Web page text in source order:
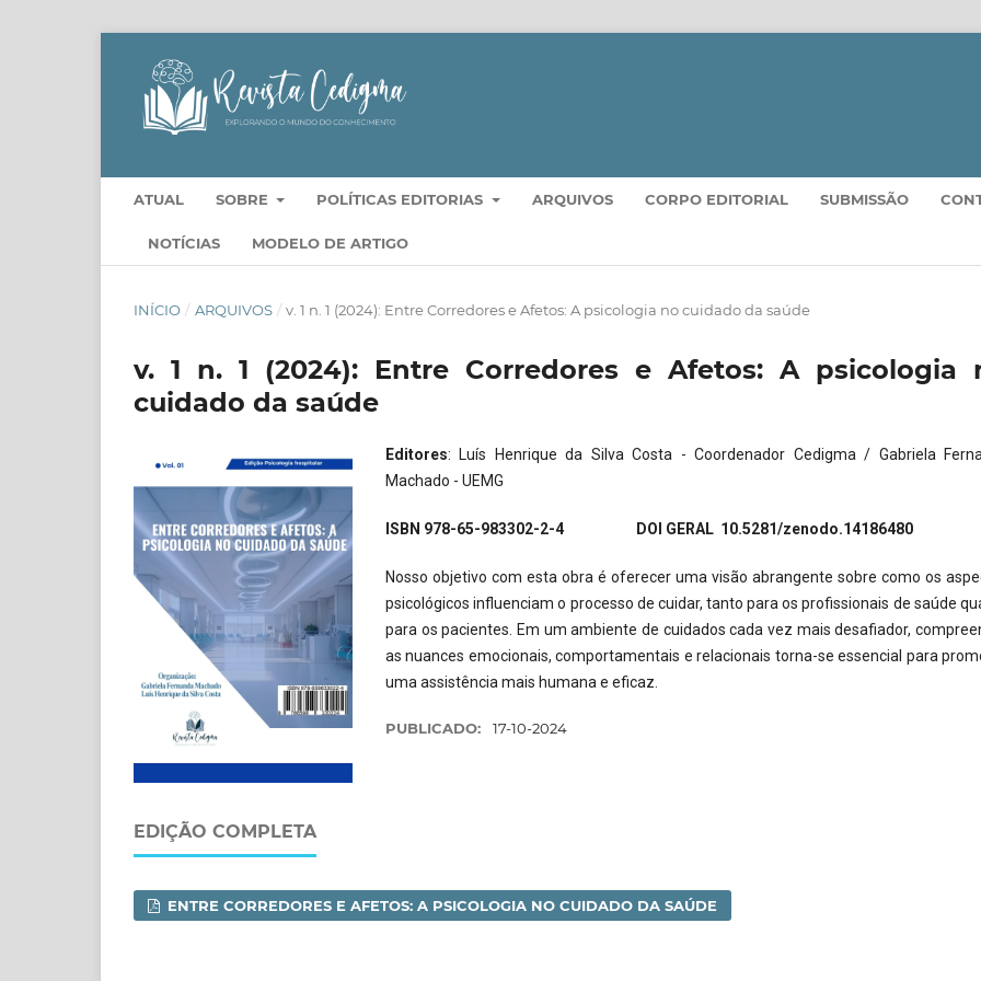
ATUAL SOBRE POLÍTICAS EDITORIAS ARQUIVOS CORPO EDITORIAL SUBMISSÃO
NOTÍCIAS MODELO DE ARTIGO
INÍCIO / ARQUIVOS / v. 1 n. 1 (2024): Entre Corredores e Afetos: A psicologia no cuidado da saúde
v. 1 n. 1 (2024): Entre Corredores e Afetos: A psicologia
cuidado da saúde
Editores: Luís Henrique da Silva Costa - Coordenador Cedigma / Gabriela
Machado - UEMG
ISBN 978-65-983302-2-4 DOI GERAL 10.5281/zenodo.14186480
Nosso objetivo com esta obra é oferecer uma visão abrangente sobre como os
psicológicos influenciam o processo de cuidar, tanto para os profissionais de saúde
para os pacientes. Em um ambiente de cuidados cada vez mais desafiador,
as nuances emocionais, comportamentais e relacionais torna-se essencial para
uma assistência mais humana e eficaz.
PUBLICADO: 17-10-2024
EDIÇÃO COMPLETA
ENTRE CORREDORES E AFETOS: A PSICOLOGIA NO CUIDADO DA SAÚDE